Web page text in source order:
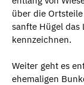
über die
sanfte Hügel
kennzeichnen.
Weiter geht es
ehemaligen